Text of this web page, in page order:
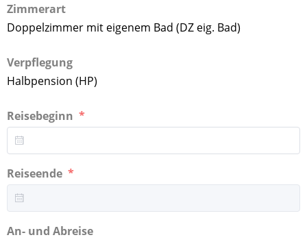
Zimmerart
Doppelzimmer mit eigenem Bad (DZ eig. Bad)
Verpflegung
Halbpension (HP)
Reisebeginn
Reiseende
An- und Abreise